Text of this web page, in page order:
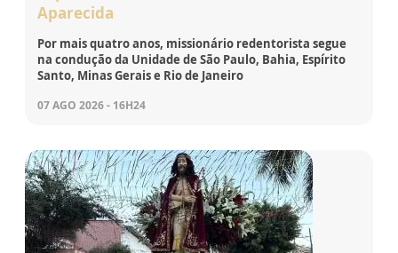
Aparecida
Por mais quatro anos, missionário redentorista segue
na condução da Unidade de São Paulo, Bahia, Espírito
Santo, Minas Gerais e Rio de Janeiro
07 AGO 2026 - 16H24